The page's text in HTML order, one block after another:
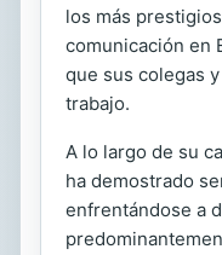
los más
comunicación en
que sus colegas
trabajo.
A lo largo de su
ha demostrado
enfrentándose a